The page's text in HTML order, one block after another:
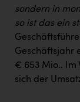
sondern in
so ist das ein
Geschäftsjahr
€ 653 Mio.. Im
sich der